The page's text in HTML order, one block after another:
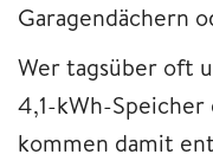
Garagendächern
Wer tagsüber oft
4,1-kWh-Speicher
kommen damit